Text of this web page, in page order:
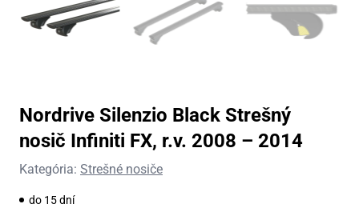
Nordrive Silenzio Black Strešný
nosič Infiniti FX, r.v. 2008 – 2014
Kategória: Strešné nosiče
do 15 dní